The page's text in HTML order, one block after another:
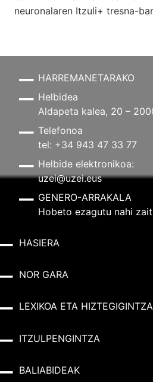
neuronalaren Itzuli+ tresna-
HARREMANETARAKO
Helbidea
Aldapeta kalea, 20 –
Telefonoa
tel: +34 943 47 33 77
Helbide elektronikoa:
uzei@uzei.eus
GENERO-ARRAKALA
Hobeto ezagutu nahi
HASIERA
NOR GARA
LEXIKOA ETA HIZTEGIGINTZA
ITZULPENGINTZA
BALIABIDEAK